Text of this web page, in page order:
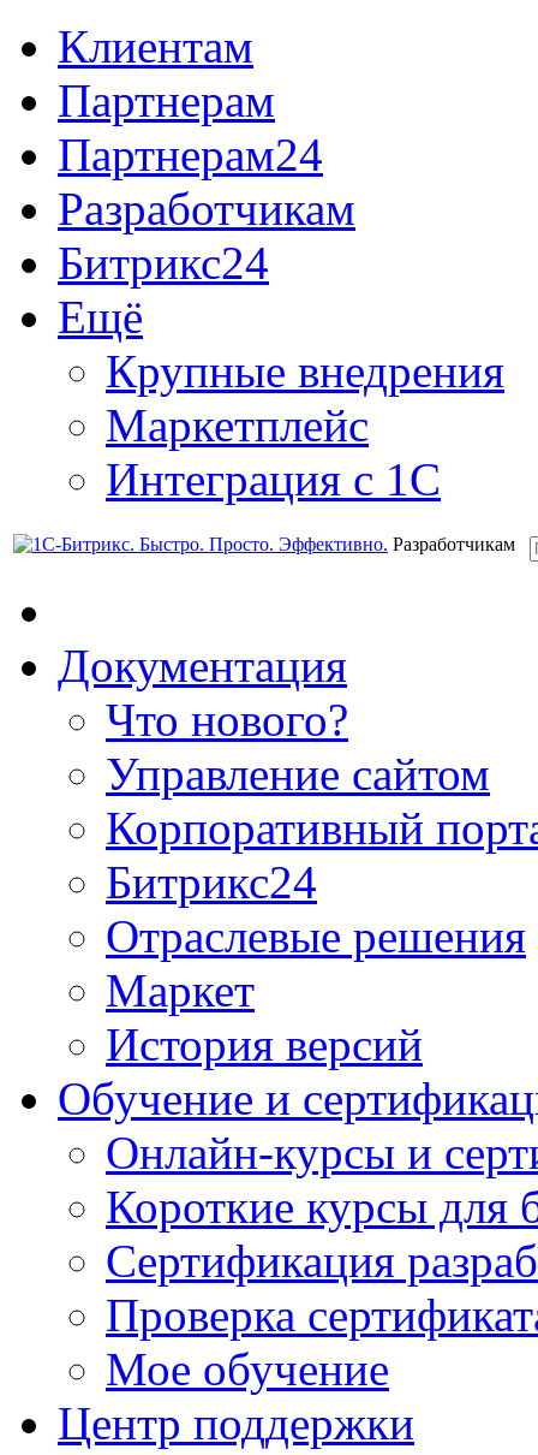
Клиентам
Партнерам
Партнерам24
Разработчикам
Битрикс24
Ещё
Крупные внедрения
Маркетплейс
Интеграция с 1С
Разработчикам
Документация
Что нового?
Управление сайтом
Корпоративный
Битрикс24
Отраслевые решения
Маркет
История версий
Обучение и
Онлайн-курсы и
Короткие курсы для
Сертификация
Проверка
Мое обучение
Центр поддержки